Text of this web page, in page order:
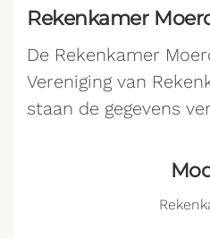
Rekenkamer
De Rekenkamer
Vereniging van
staan de gegevens